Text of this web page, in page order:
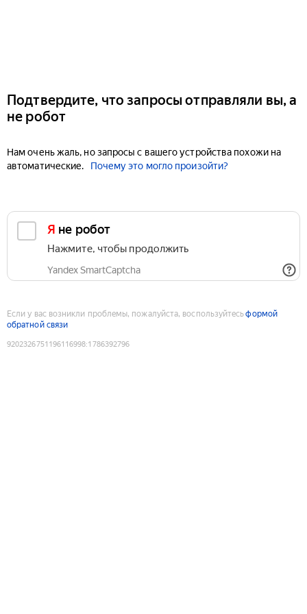
Подтвердите, что запросы отправляли вы, а
не робот
Нам очень жаль, но запросы с вашего устройства похожи на
автоматические.
Почему это могло произойти?
Я не робот
Нажмите, чтобы продолжить
Yandex SmartCaptcha
Если у вас возникли проблемы, пожалуйста, воспользуйтесьформой
обратной связи
9202326751196116998:1786392796